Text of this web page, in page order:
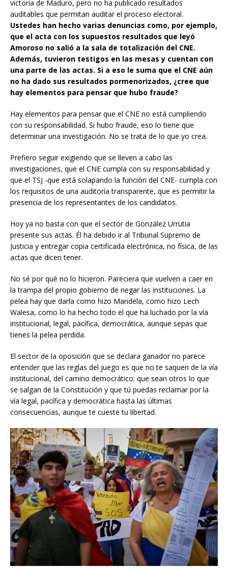
victoria de Maduro, pero no ha publicado resultados
auditables que permitan auditar el proceso electoral.
Ustedes han hecho varias denuncias como, por ejemplo,
que el acta con los supuestos resultados que leyó
Amoroso no salió a la sala de totalización del CNE.
Además, tuvieron testigos en las mesas y cuentan con
una parte de las actas. Si a eso le suma que el CNE aún
no ha dado sus resultados pormenorizados, ¿cree que
hay elementos para pensar que hubo fraude?
Hay elementos para pensar que el CNE no está cumpliendo
con su responsabilidad. Si hubo fraude, eso lo tiene que
determinar una investigación. No se trata de lo que yo crea.
Prefiero seguir exigiendo que se lleven a cabo las
investigaciones, que el CNE cumpla con su responsabilidad y
que el TSJ -que está solapando la función del CNE- cumpla con
los requisitos de una auditoría transparente, que es permitir la
presencia de los representantes de los candidatos.
Hoy ya no basta con que el sector de González Urrutia
presente sus actas. Él ha debido ir al Tribunal Supremo de
Justicia y entregar copia certificada electrónica, no física, de las
actas que dicen tener.
No sé por qué no lo hicieron. Pareciera que vuelven a caer en
la trampa del propio gobierno de negar las instituciones. La
pelea hay que darla como hizo Mandela, como hizo Lech
Walesa, como lo ha hecho todo el que ha luchado por la vía
institucional, legal, pacífica, democrática, aunque sepas que
tienes la pelea perdida.
El sector de la oposición que se declara ganador no parece
entender que las reglas del juego es que no te saquen de la vía
institucional, del camino democrático; que sean otros lo que
se salgan de la Constitución y que tú puedas reclamar por la
vía legal, pacífica y democrática hasta las últimas
consecuencias, aunque te cueste tu libertad.